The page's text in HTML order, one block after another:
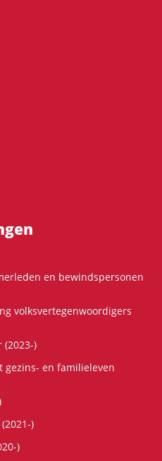
en bewindspersonen
volksvertegenwoordigers
(2023-)
gezins- en familieleven
)
)